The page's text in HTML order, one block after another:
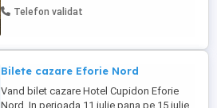
Telefon validat
Bilete cazare Eforie Nord
Vand bilet cazare Hotel Cupidon Eforie
Nord. In perioada 11 iulie pana pe 15 iulie.